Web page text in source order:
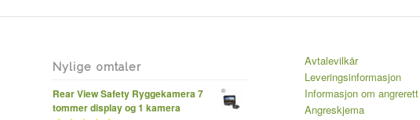
Nylige omtaler
Rear View Safety Ryggekamera 7
tommer display og 1 kamera
Avtalevilkår
Leveringsinformasjon
Informasjon om angrerett
Angreskjema